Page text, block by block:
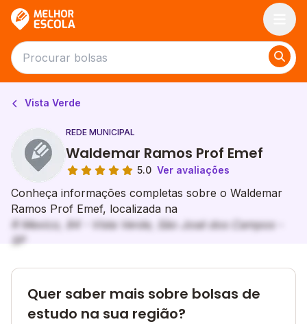
Vista Verde
REDE MUNICIPAL
Waldemar Ramos Prof Emef
5.0 Ver avaliações
Conheça informações completas sobre o Waldemar
Ramos Prof Emef, localizada na
R Mexico, 84 - Vista Verde, São José dos Campos -
SP
Quer saber mais sobre bolsas de
estudo na sua região?